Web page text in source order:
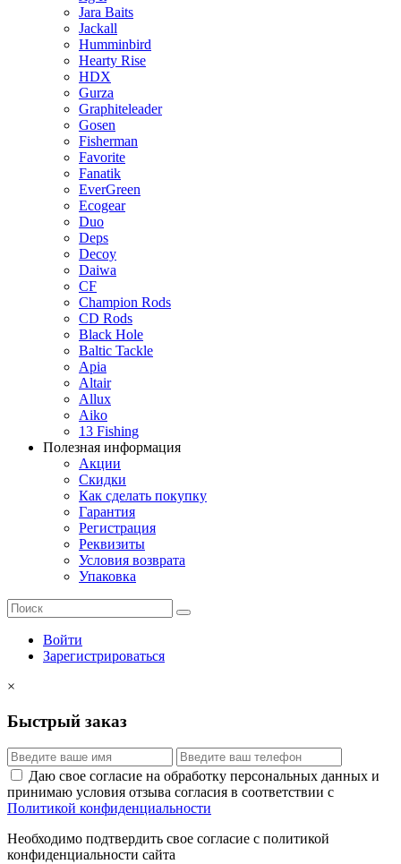
Jara Baits
Jackall
Humminbird
Hearty Rise
HDX
Gurza
Graphiteleader
Gosen
Fisherman
Favorite
Fanatik
EverGreen
Ecogear
Duo
Deps
Decoy
Daiwa
CF
Champion Rods
CD Rods
Black Hole
Baltic Tackle
Apia
Altair
Allux
Aiko
13 Fishing
Полезная информация
Акции
Скидки
Как сделать покупку
Гарантия
Регистрация
Реквизиты
Условия возврата
Упаковка
Войти
Зарегистрироваться
×
Быстрый заказ
Даю свое согласие на обработку персональных данных и
принимаю условия отзыва согласия в соответствии с
Политикой конфиденциальности
Необходимо подтвердить свое согласие с политикой
конфиденциальности сайта